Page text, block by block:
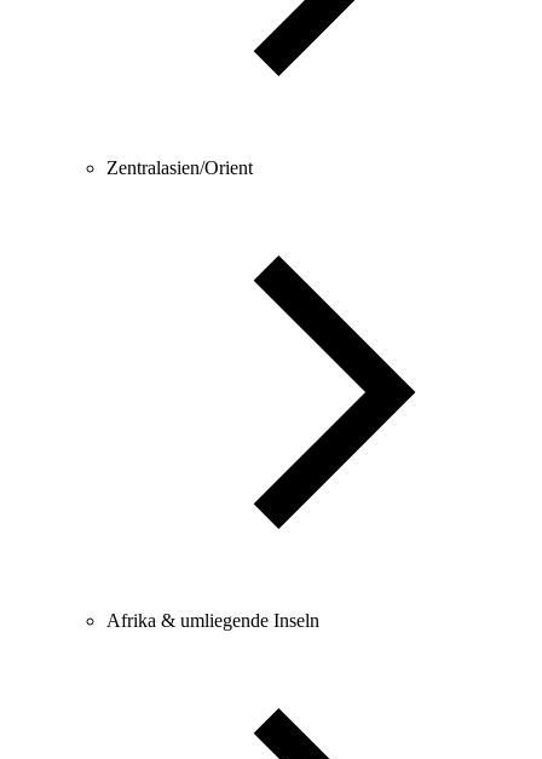
Zentralasien/Orient
Afrika & umliegende Inseln